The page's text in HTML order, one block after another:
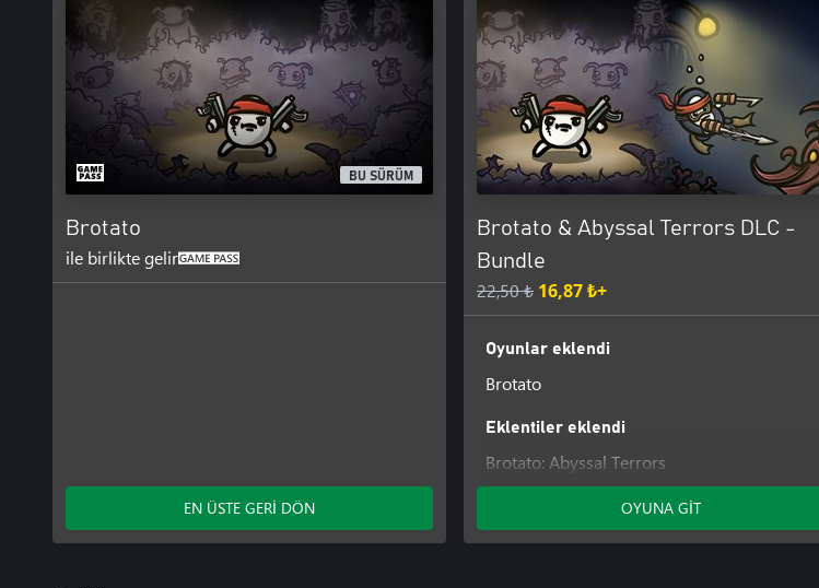
BU SÜRÜM
Brotato
ile birlikte gelir
EN ÜSTE GERİ DÖN
Brotato & Abyssal Terrors DLC -
Bundle
22,50 ₺ 16,87 ₺+
Oyunlar eklendi
Brotato
Eklentiler eklendi
Brotato: Abyssal Terrors
OYUNA GİT